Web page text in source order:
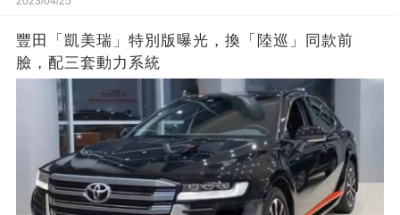
豐田「凱美瑞」特別版曝光，換「陸巡」同款前
臉，配三套動力系統